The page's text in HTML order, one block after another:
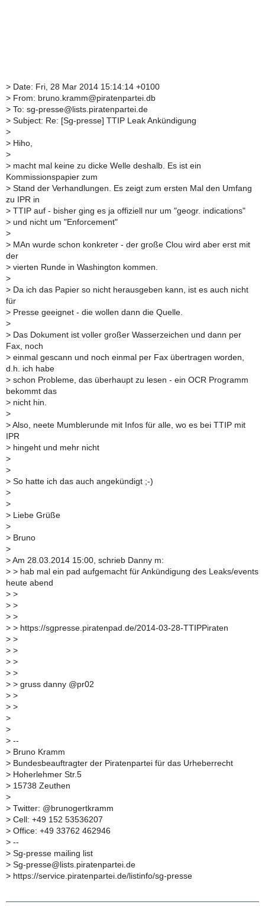
> Date: Fri, 28 Mar 2014 15:14:14 +0100
> From: bruno.kramm@piratenpartei.db
> To: sg-presse@lists.piratenpartei.de
> Subject: Re: [Sg-presse] TTIP Leak Ankündigung
>
> Hiho,
>
> macht mal keine zu dicke Welle deshalb. Es ist ein
Kommissionspapier zum
> Stand der Verhandlungen. Es zeigt zum ersten Mal den Umfang
zu IPR in
> TTIP auf - bisher ging es ja offiziell nur um "geogr. indications"
> und nicht um "Enforcement"
>
> MAn wurde schon konkreter - der große Clou wird aber erst mit
der
> vierten Runde in Washington kommen.
>
> Da ich das Papier so nicht herausgeben kann, ist es auch nicht
für
> Presse geeignet - die wollen dann die Quelle.
>
> Das Dokument ist voller großer Wasserzeichen und dann per
Fax, noch
> einmal gescann und noch einmal per Fax übertragen worden,
d.h. ich habe
> schon Probleme, das überhaupt zu lesen - ein OCR Programm
bekommt das
> nicht hin.
>
> Also, neete Mumblerunde mit Infos für alle, wo es bei TTIP mit
IPR
> hingeht und mehr nicht
>
>
> So hatte ich das auch angekündigt ;-)
>
>
> Liebe Grüße
>
> Bruno
>
> Am 28.03.2014 15:00, schrieb Danny m:
> > hab mal ein pad aufgemacht für Ankündigung des Leaks/events
heute abend
> >
> >
> >
> > https://sgpresse.piratenpad.de/2014-03-28-TTIPPiraten
> >
> >
> >
> >
> > gruss danny @pr02
> >
> >
>
>
> --
> Bruno Kramm
> Bundesbeauftragter der Piratenpartei für das Urheberrecht
> Hoherlehmer Str.5
> 15738 Zeuthen
>
> Twitter: @brunogertkramm
> Cell: +49 152 53536207
> Office: +49 33762 462946
> --
> Sg-presse mailing list
> Sg-presse@lists.piratenpartei.de
> https://service.piratenpartei.de/listinfo/sg-presse